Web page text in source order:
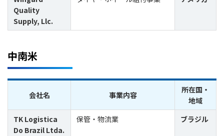
Quality
Supply, Llc.
中南米
会社名 事業内容
所在国・
地域
TK Logistica
Do Brazil Ltda.
保管・物流業 ブラジル